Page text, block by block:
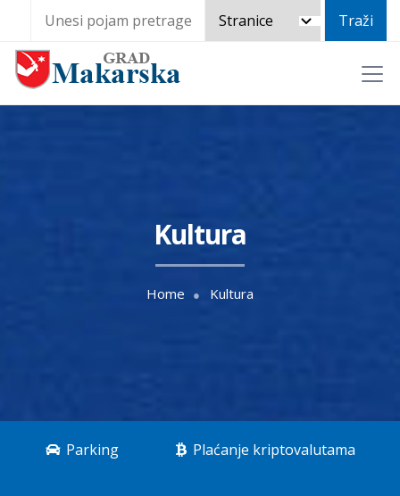
Kultura
Home Kultura
Parking Plaćanje kriptovalutama